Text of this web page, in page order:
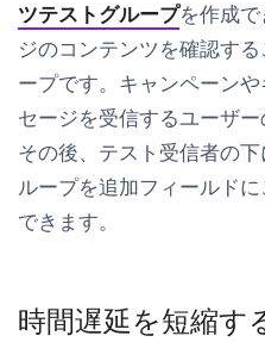
ツテストグループを作成
ジのコンテンツを確認す
ープです。キャンペーン
セージを受信するユーザー
その後、 テスト受信者の下
ループを追加フィールド
できます。
時間遅延を短縮す